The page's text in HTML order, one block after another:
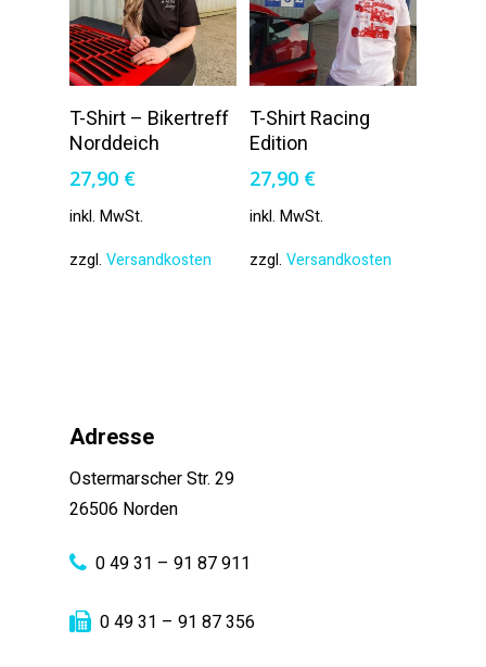
Ausführung
Wählen
T-Shirt – Bikertreff
Norddeich
27,90 €
inkl. MwSt.
zzgl. Versandkosten
Ausführung
Wählen
T-Shirt Racing
Edition
27,90 €
inkl. MwSt.
zzgl.Versandkosten
Adresse
Ostermarscher Str. 29
26506 Norden
0 49 31 – 91 87 911
0 49 31 – 91 87 356